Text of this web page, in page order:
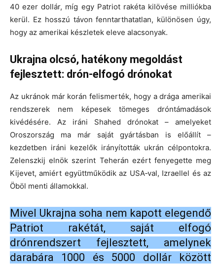
40 ezer dollár, míg egy Patriot rakéta kilövése milliókba
kerül. Ez hosszú távon fenntarthatatlan, különösen úgy,
hogy az amerikai készletek eleve alacsonyak.
Ukrajna olcsó, hatékony megoldást
fejlesztett: drón‑elfogó drónokat
Az ukránok már korán felismerték, hogy a drága amerikai
rendszerek nem képesek tömeges dróntámadások
kivédésére. Az iráni Shahed drónokat – amelyeket
Oroszország ma már saját gyártásban is előállít –
kezdetben iráni kezelők irányították ukrán célpontokra.
Zelenszkij elnök szerint Teherán ezért fenyegette meg
Kijevet, amiért együttműködik az USA‑val, Izraellel és az
Öböl menti államokkal.
Mivel Ukrajna soha nem kapott elegendő
Patriot rakétát, saját elfogó
drónrendszert fejlesztett, amelynek
darabára 1000 és 5000 dollár között